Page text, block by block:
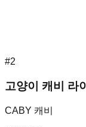
#2
고양이 캐비 라
CABY 캐비